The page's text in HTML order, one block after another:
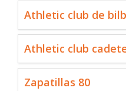
Athletic club de
Athletic club
Zapatillas 80